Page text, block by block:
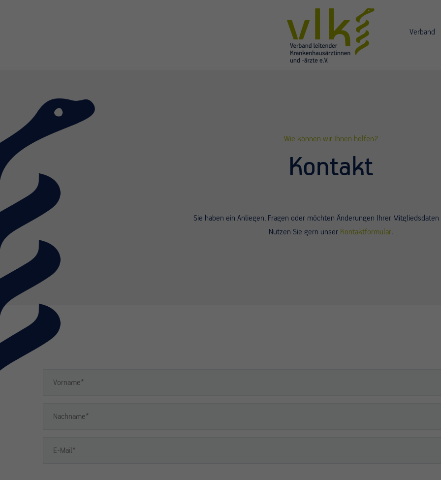
Verband
Wie können wir Ihnen helfen?
Kontakt
Sie haben ein Anliegen, Fragen oder möchten Änderungen Ihrer
Nutzen Sie gern unser Kontaktformular.